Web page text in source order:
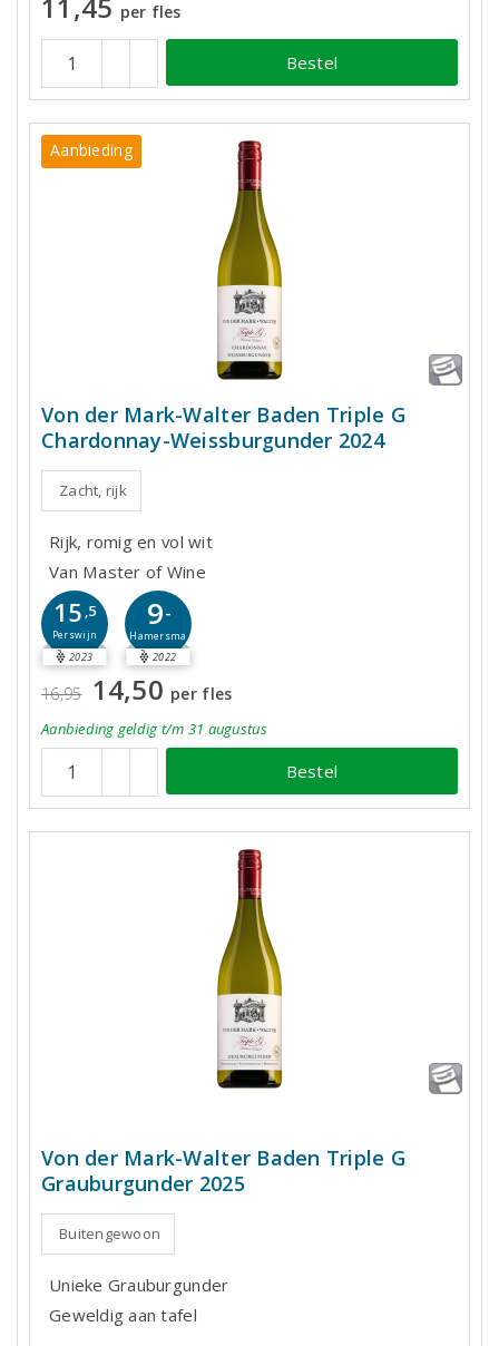
per fles
Bestel
Aanbieding
Von der Mark-Walter Baden Triple G
Chardonnay-Weissburgunder 2024
Zacht, rijk
Rijk, romig en vol wit
Van Master of Wine
15 ,5
Perswijn
2023
9-
Hamersma
2022
16,95 14,50 per fles
Aanbieding geldig t/m 31 augustus
Bestel
Von der Mark-Walter Baden Triple G
Grauburgunder 2025
Buitengewoon
Unieke Grauburgunder
Geweldig aan tafel